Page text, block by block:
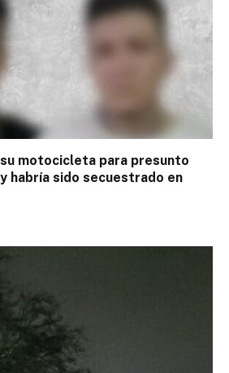
motocicleta para presunto
habría sido secuestrado en